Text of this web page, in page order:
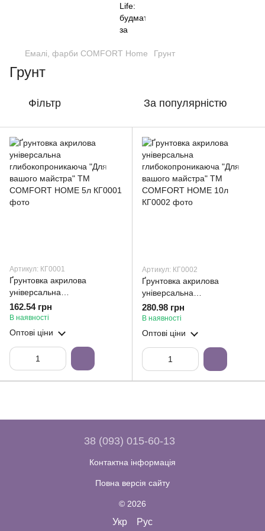
Емалі, фарби COMFORT Home Грунт
Грунт
Фільтр За популярністю
Артикул: КГ0001
Ґрунтовка акрилова
універсальна
глибокопроникаюча "Для
вашого майстра" ТМ
COMFORT HOME 5л
162.54 грн
В наявності
Оптові ціни
Артикул: КГ0002
Ґрунтовка акрилова
універсальна
глибокопроникаюча "Для
вашого майстра" ТМ
COMFORT HOME 10л
280.98 грн
В наявності
Оптові ціни
38 (093) 015-60-13
Контактна інформація
Повна версія сайту
© 2026
Укр Рус